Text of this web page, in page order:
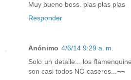
Muy bueno boss. plas plas plas
Responder
Anónimo 4/6/14 9:29 a. m.
Solo un detalle... los
son casi todos NO caseros...¬¬